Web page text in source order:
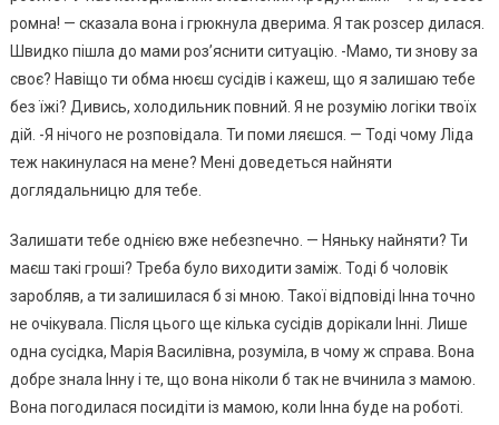
ромна! — сказала вона і грюкнула дверима. Я так розсер дилася.
Швидко пішла до мами роз’яснити ситуацію. -Мамо, ти знову за
своє? Навіщо ти обма нюєш сусідів і кажеш, що я залишаю тебе
без їжі? Дивись, холодильник повний. Я не розумію логіки твоїх
дій. -Я нічого не розповідала. Ти поми ляєшся. — Тоді чому Ліда
теж накинулася на мене? Мені доведеться найняти
доглядальницю для тебе.
Залишати тебе однією вже небезnечно. — Няньку найняти? Ти
маєш такі гроші? Треба було виходити заміж. Тоді б чоловік
заробляв, а ти залишилася б зі мною. Такої відповіді Інна точно
не очікувала. Після цього ще кілька сусідів дорікали Інні. Лише
одна сусідка, Марія Василівна, розуміла, в чому ж справа. Вона
добре знала Інну і те, що вона ніколи б так не вчинила з мамою.
Вона погодилася посидіти із мамою, коли Інна буде на роботі.